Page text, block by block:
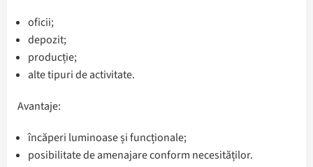
oficii;
depozit;
producție;
alte tipuri de activitate.
Avantaje:
încăperi luminoase și funcționale;
posibilitate de amenajare conform necesităților.